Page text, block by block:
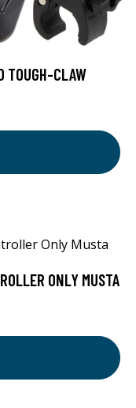
TOUGH-CLAW
ONLY MUSTA